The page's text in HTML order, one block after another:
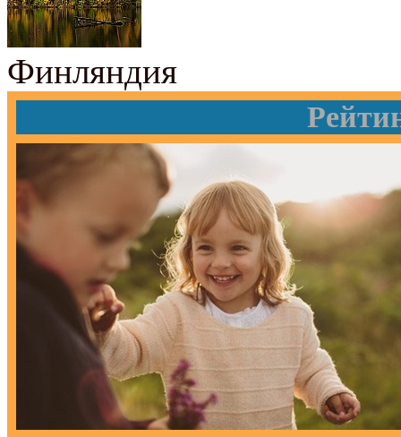
Финляндия